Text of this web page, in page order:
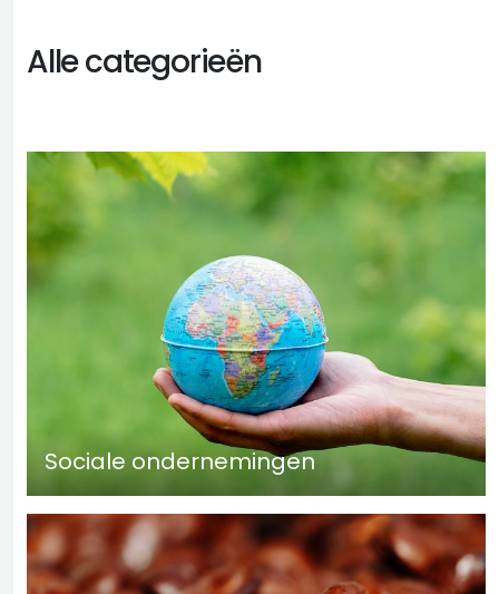
Alle categorieën
Sociale ondernemingen